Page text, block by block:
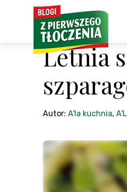
Letnia
Autor: A'la kuchnia,